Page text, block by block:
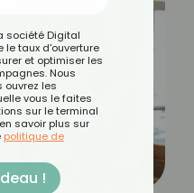
société Digital
le taux d'ouverture
et optimiser les
Nous
ouvrez les
vous le faites
sur le terminal
savoir plus sur
politique de
!